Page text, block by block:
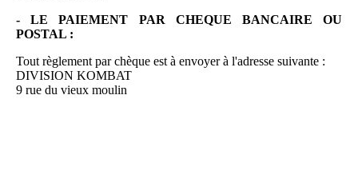
- LE PAIEMENT PAR CHEQUE BANCAIRE OU
POSTAL :
Tout règlement par chèque est à envoyer à l'adresse suivante :
DIVISION KOMBAT
9 rue du vieux moulin